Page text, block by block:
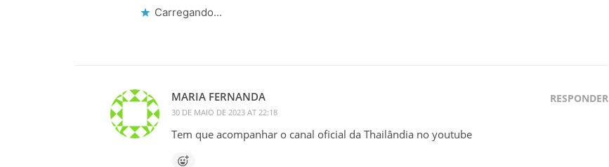
Carregando...
MARIA FERNANDA
30 DE MAIO DE 2023 AT 22:18
RESPONDER
Tem que acompanhar o canal oficial da Thailândia no youtube